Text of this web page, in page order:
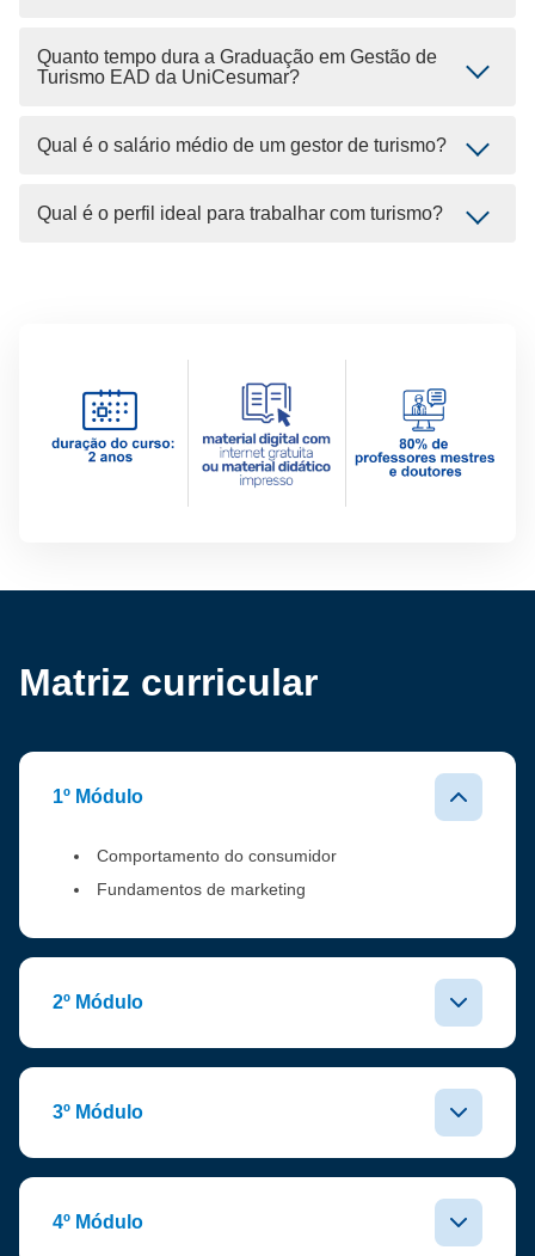
Quanto tempo dura a Graduação em Gestão de
Turismo EAD da UniCesumar?
Qual é o salário médio de um gestor de turismo?
Qual é o perfil ideal para trabalhar com turismo?
Matriz curricular
1º Módulo
Comportamento do consumidor
Fundamentos de marketing
2º Módulo
3º Módulo
4º Módulo